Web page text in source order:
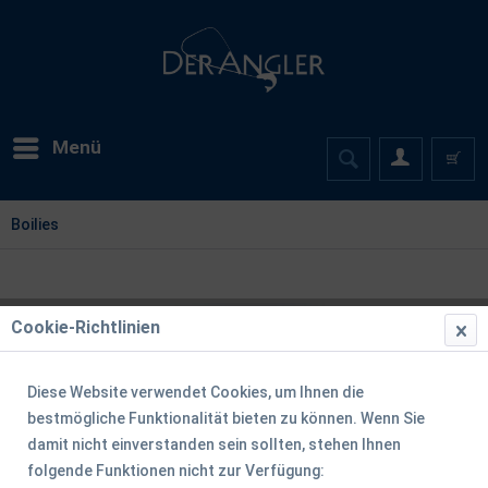
Menü
Boilies
Cookie-Richtlinien
Diese Website verwendet Cookies, um Ihnen die
bestmögliche Funktionalität bieten zu können. Wenn Sie
damit nicht einverstanden sein sollten, stehen Ihnen
folgende Funktionen nicht zur Verfügung: